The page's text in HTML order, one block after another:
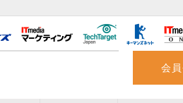
会員